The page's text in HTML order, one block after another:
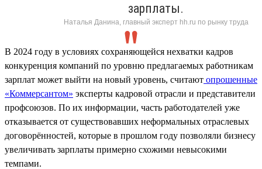
зарплаты.
Наталья Данина, главный эксперт hh.ru по рынку труда
В 2024 году в условиях сохраняющейся нехватки кадров
конкуренция компаний по уровню предлагаемых работникам
зарплат может выйти на новый уровень, считают опрошенные
«Коммерсантом» эксперты кадровой отрасли и представители
профсоюзов. По их информации, часть работодателей уже
отказывается от существовавших неформальных отраслевых
договорённостей, которые в прошлом году позволяли бизнесу
увеличивать зарплаты примерно схожими невысокими
темпами.